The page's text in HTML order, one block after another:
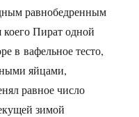
равнобедренным
Пират одной
в вафельное тесто,
яйцами,
равное число
зимой